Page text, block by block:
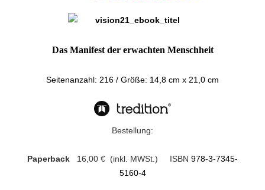
Das Manifest der erwachten Menschheit
Seitenanzahl: 216 / Größe: 14,8 cm x 21,0 cm
Bestellung:
Paperback 16,00 € (inkl. MWSt.) ISBN 978-3-7345-
5160-4